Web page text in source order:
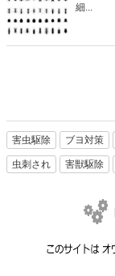
細...
害虫駆除 ブヨ対策
虫刺され 害獣駆除